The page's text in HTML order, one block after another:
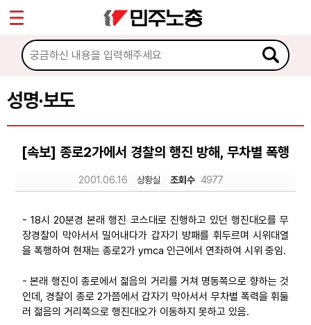
성명·보도
[속보] 종로2가에서 경찰의 행진 방해, 무차별 폭행
2001.06.16 상황실 조회수 4977
- 18시 20분경 본래 행진 코스대로 진행하고 있던 행진대오를 무
장경찰이 막아서서 밀어내다가 갑자기 방패를 휘두르며 시위대열
을 폭행하여 현재는 종로2가 ymca 인근에서 연좌하여 시위 중임.
- 본래 행진이 종로에서 젊음의 거리를 거쳐 명동쪽으로 향하는 것
인데, 경찰이 종로 2가쯤에서 갑자기 막아서서 무차별 폭력을 휘둘
러 젊음의 거리쪽으로 행진대오가 이동하지 못하고 있음.
마이페이지
소개
소식
공지사항
성명·보도
노동상담
부설기관
Sketchbook5, 스케치북5
Sketchbook5, 스케치북5